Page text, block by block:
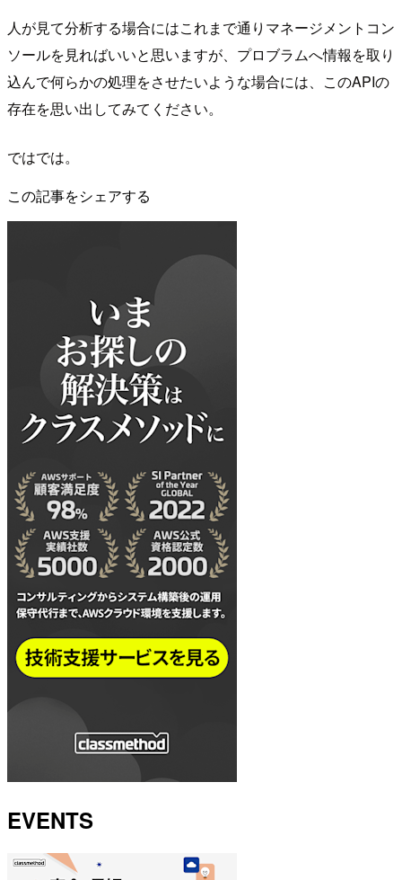
人が見て分析する場合にはこれまで通りマネージメントコン
ソールを見ればいいと思いますが、プロブラムへ情報を取り
込んで何らかの処理をさせたいような場合には、このAPIの
存在を思い出してみてください。
ではでは。
この記事をシェアする
EVENTS